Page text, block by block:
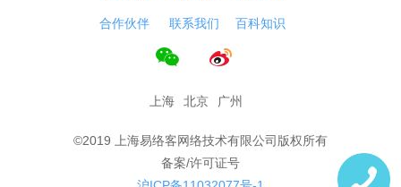
合作伙伴 联系我们 百科知识
上海 北京 广州
©2019 上海易络客网络技术有限公司版权所有
备案/许可证号